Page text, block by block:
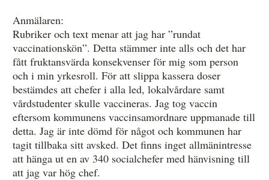
Anmälaren:
Rubriker och text menar att jag har ”rundat
vaccinationskön”. Detta stämmer inte alls och det har
fått fruktansvärda konsekvenser för mig som person
och i min yrkesroll. För att slippa kassera doser
bestämdes att chefer i alla led, lokalvårdare samt
vårdstudenter skulle vaccineras. Jag tog vaccin
eftersom kommunens vaccinsamordnare uppmanade till
detta. Jag är inte dömd för något och kommunen har
tagit tillbaka sitt avsked. Det finns inget allmänintresse
att hänga ut en av 340 socialchefer med hänvisning till
att jag var hög chef.